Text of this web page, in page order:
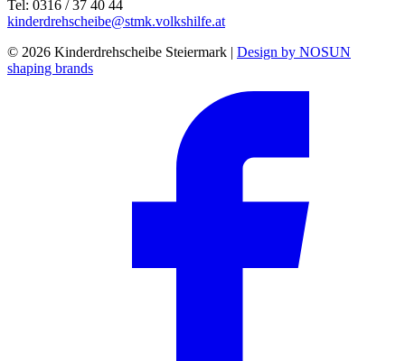
Tel: 0316 / 37 40 44
kinderdrehscheibe@stmk.volkshilfe.at
© 2026 Kinderdrehscheibe Steiermark | Design by NOSUN
shaping brands